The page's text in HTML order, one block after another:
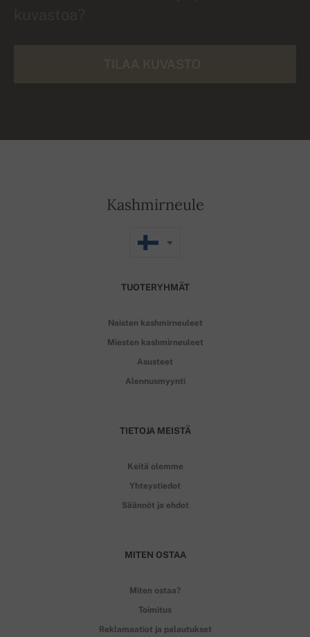
Kashmirneule
TUOTERYHMÄT
Naisten kashmirneuleet
Miesten kashmirneuleet
Asusteet
Alennusmyynti
TIETOJA MEISTÄ
Keitä olemme
Yhteystiedot
Säännöt ja ehdot
MITEN OSTAA
Miten ostaa?
Toimitus
Reklamaatiot ja palautukset